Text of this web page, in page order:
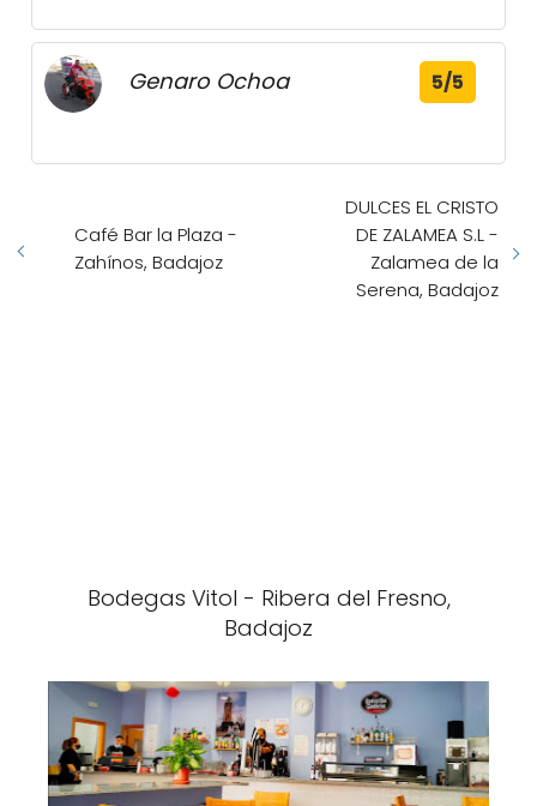
Genaro Ochoa 5/5
Café Bar la Plaza -
Zahínos, Badajoz
DULCES EL CRISTO
DE ZALAMEA S.L -
Zalamea de la
Serena, Badajoz
Bodegas Vitol - Ribera del Fresno,
Badajoz